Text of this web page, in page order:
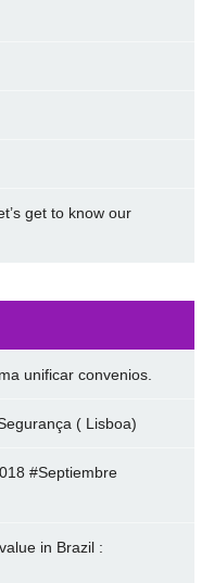
get to know our
unificar convenios.
( Lisboa)
#Septiembre
in Brazil :